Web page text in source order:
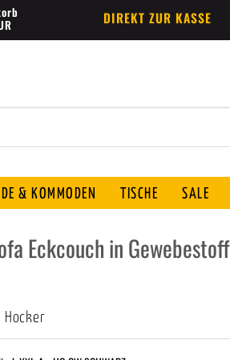
DIREKT ZUR KASSE
& KOMMODEN TISCHE SALE
Eckcouch in Gewebestoff
Hocker